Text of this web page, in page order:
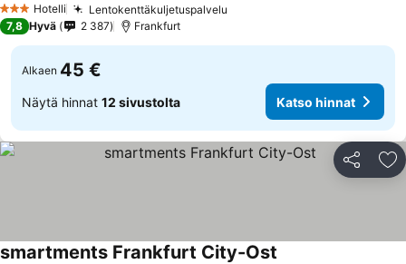
3 Tähtiluokitus
Hotelli Lentokenttäkuljetuspalvelu
7,8 Hyvä 2 387 Frankfurt
Alkaen 45 €
Näytä hinnat 12 sivustolta Katso hinnat
Jaa
smartments Frankfurt City-Ost